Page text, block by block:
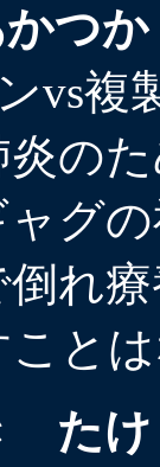
つ
vs複
炎の
グ
れ
と
け